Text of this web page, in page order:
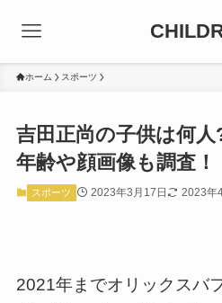
ホーム スポーツ
吉田正尚の子供は何人
年齢や顔画像も調査！
スポーツ 2023年3月17日 2023年
2021年までオリックスバ